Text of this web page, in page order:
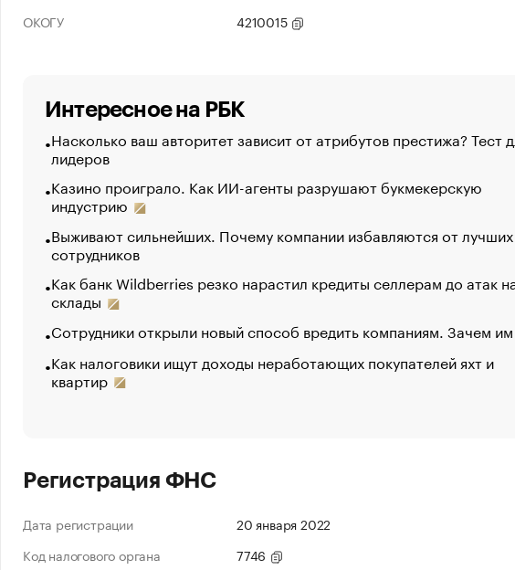
ОКОГУ
4210015
Интересное на РБК
Насколько ваш авторитет зависит от атрибутов престижа? Тест
лидеров
Казино проиграло. Как ИИ-агенты разрушают букмекерскую
индустрию
Выживают сильнейших. Почему компании избавляются от лучших
сотрудников
Как банк Wildberries резко нарастил кредиты селлерам до атак
склады
Сотрудники открыли новый способ вредить компаниям. Зачем
Как налоговики ищут доходы неработающих покупателей яхт и
квартир
Регистрация ФНС
Дата регистрации
20 января 2022
Код налогового органа
7746